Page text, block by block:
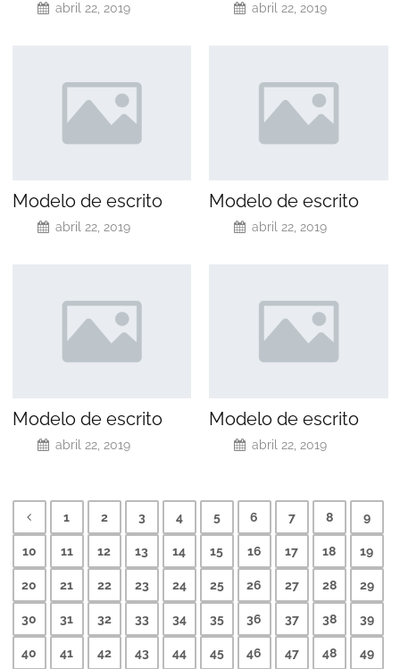
abril 22, 2019 abril 22, 2019
Modelo de escrito
abril 22, 2019
Modelo de escrito
abril 22, 2019
Modelo de escrito
abril 22, 2019
Modelo de escrito
abril 22, 2019
1 2 3 4 5 6 7 8 9
10 11 12 13 14 15 16 17 18 19
20 21 22 23 24 25 26 27 28 29
30 31 32 33 34 35 36 37 38 39
40 41 42 43 44 45 46 47 48 49